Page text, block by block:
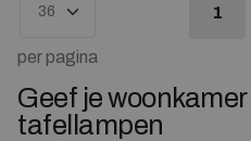
per pagina
1
Geef je
tafellampen